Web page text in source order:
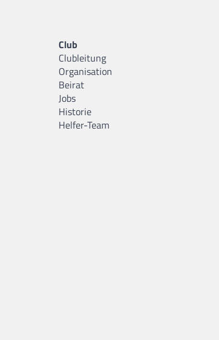
Club
Clubleitung
Organisation
Beirat
Jobs
Historie
Helfer-Team